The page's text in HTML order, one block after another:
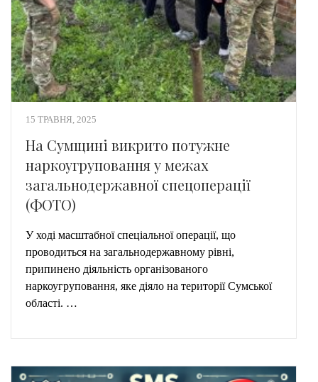
15 ТРАВНЯ, 2025
На Сумщині викрито потужне
наркоугруповання у межах
загальнодержавної спецоперації
(ФОТО)
У ході масштабної спеціальної операції, що
проводиться на загальнодержавному рівні,
припинено діяльність організованого
наркоугруповання, яке діяло на території Сумської
області. …